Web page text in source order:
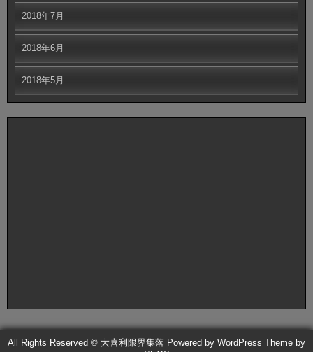
2018年7月
2018年6月
2018年5月
All Rights Reserved © 大喜利限界集落 Powered by WordPress Theme by